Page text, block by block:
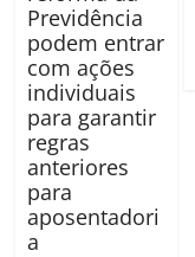
Previdência
podem entrar
com ações
individuais
para garantir
regras
anteriores
para
aposentadori
a